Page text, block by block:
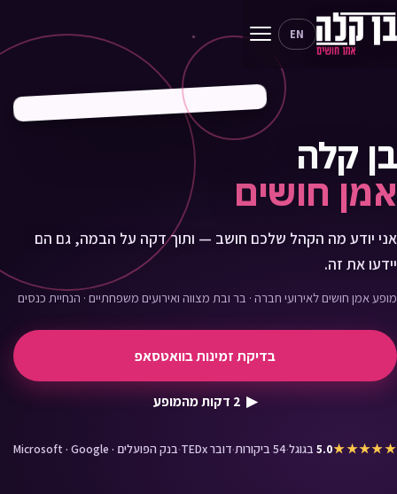
EN
בן קלה
אמן חושים
אני יודע מה הקהל שלכם חושב — ותוך דקה על הבמה, גם הם
יידעו את זה.
מופע אמן חושים לאירועי חברה · בר ובת מצווה ואירועים משפחתיים · הנחיית כנסים
בדיקת זמינות בוואטסאפ
▶ 2 דקות מהמופע
★★★★★
5.0בגוגל·54 ביקורות ·דובר TEDx ·בנק הפועלים · Microsoft · Google